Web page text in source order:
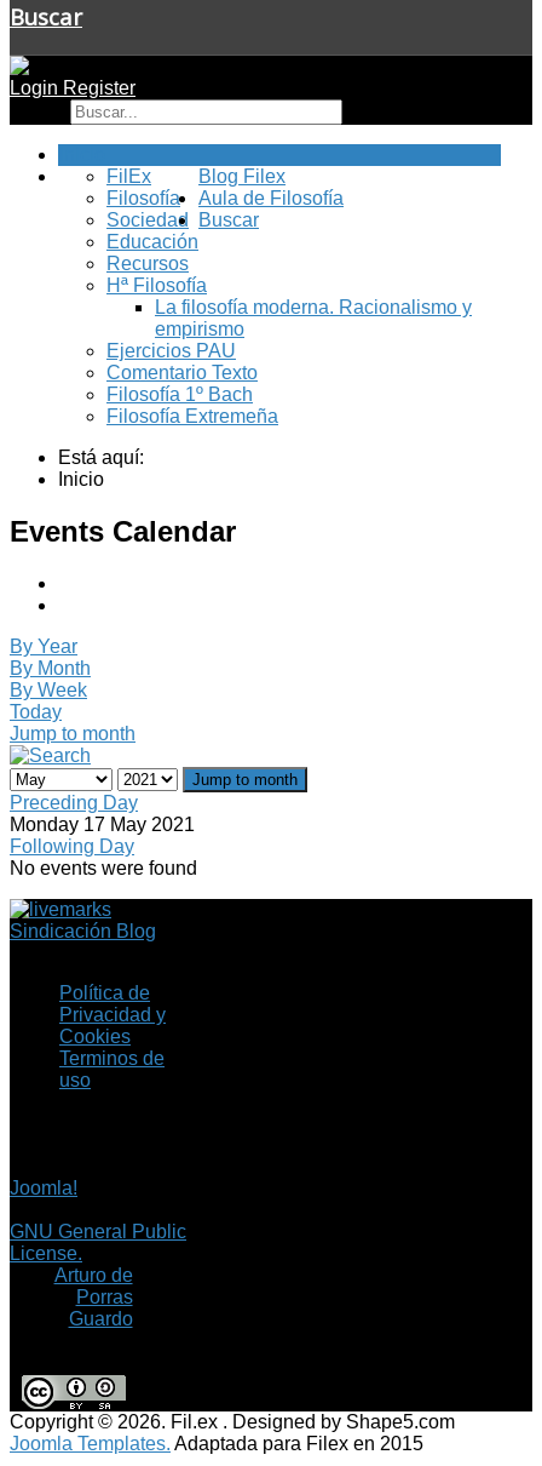
Buscar
Login Register
Blog Filex
FilEx
Filosofía
Sociedad
Educación
Recursos
Aula de Filosofía
Hª Filosofía
La filosofía moderna. Racionalismo y
empirismo
Ejercicios PAU
Comentario Texto
Filosofía 1º Bach
Filosofía Extremeña
Buscar
Está aquí:
Inicio
Events Calendar
By Year
By Month
By Week
Today
Jump to month
Jump to month
Preceding Day
Monday 17 May 2021
Following Day
No events were found
Sindicación Blog
Política de
Privacidad y
Cookies
Terminos de
uso
Joomla!
GNU General Public
License.
Arturo de
Porras
Guardo
Copyright © 2026. Fil.ex . Designed by Shape5.com
Joomla Templates. Adaptada para Filex en 2015